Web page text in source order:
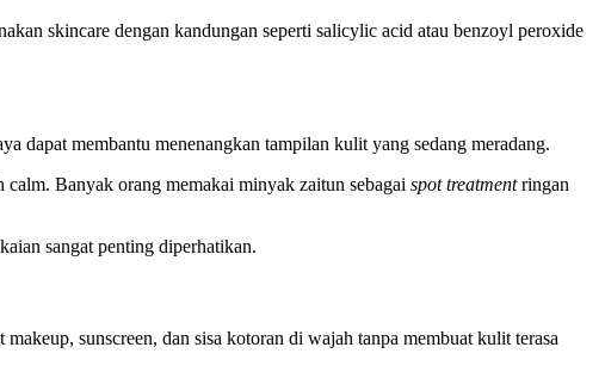
skincare dengan kandungan seperti salicylic acid atau benzoyl peroxide
dapat membantu menenangkan tampilan kulit yang sedang meradang.
Banyak orang memakai minyak zaitun sebagai spot treatmentringan
sangat penting diperhatikan.
sunscreen, dan sisa kotoran di wajah tanpa membuat kulit terasa